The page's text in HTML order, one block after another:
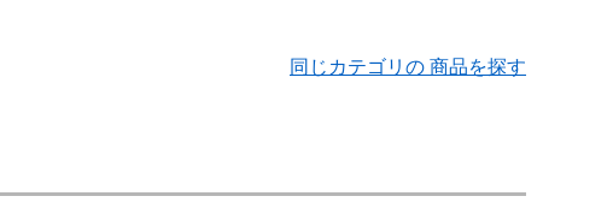
同じカテゴリの 商品を探す